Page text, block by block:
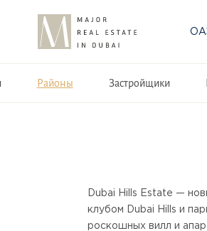
Районы Застройщики
Dubai Hills Estate —
клубом Dubai Hills и
роскошных вилл и